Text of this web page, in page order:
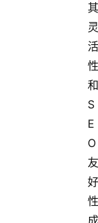
其
灵
活
性
和
S
E
O
友
好
性
成